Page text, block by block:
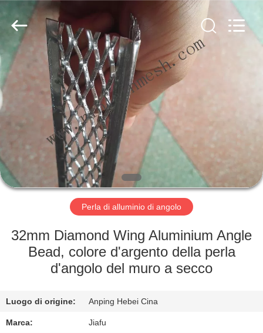
CASA
PRODOTTI
CIRCA
NOI
GIRO
FABBRICA
CONTROLLO
QUALITÀ
MESH
MANUFACTURING
CO.,LTD.
Rights
Reserved.
Perla di alluminio di angolo
32mm Diamond Wing Aluminium Angle
Bead, colore d'argento della perla
d'angolo del muro a secco
Luogo di origine: Anping Hebei Cina
Marca: Jiafu